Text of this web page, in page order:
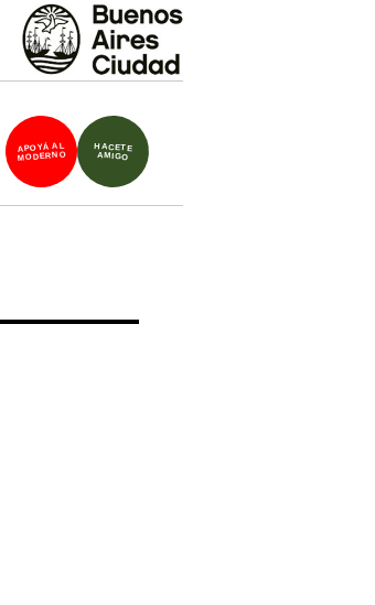
APOYÁ AL
MODERNO
HACETE
AMIGO